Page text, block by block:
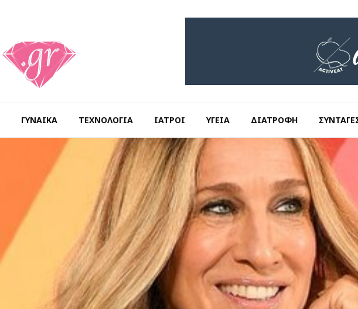
ΓΥΝΑΊΚΑ ΤΕΧΝΟΛΟΓΊΑ ΙΑΤΡΟΊ ΥΓΕΊΑ ΔΙΑΤΡΟΦΉ